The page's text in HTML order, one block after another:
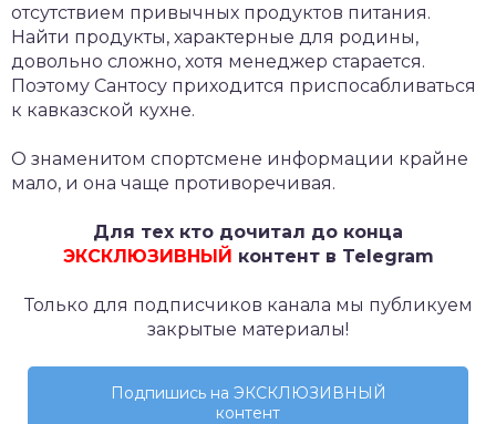
отсутствием привычных продуктов питания.
Найти продукты, характерные для родины,
довольно сложно, хотя менеджер старается.
Поэтому Сантосу приходится приспосабливаться
к кавказской кухне.
О знаменитом спортсмене информации крайне
мало, и она чаще противоречивая.
Для тех кто дочитал до конца
ЭКСКЛЮЗИВНЫЙ контент в Telegram
Только для подписчиков канала мы публикуем
закрытые материалы!
Подпишись на ЭКСКЛЮЗИВНЫЙ
контент